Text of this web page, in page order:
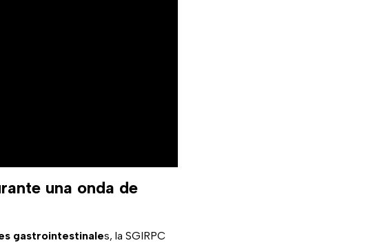
una onda de
gastrointestinales, la SGIRPC